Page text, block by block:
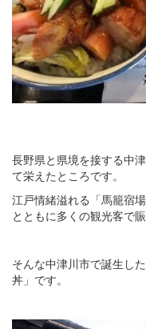
長野県と県境を接する中
て栄えたところです。
江戸情緒溢れる「馬籠宿
とともに多くの観光客で
そんな中津川市で誕生し
丼」です。